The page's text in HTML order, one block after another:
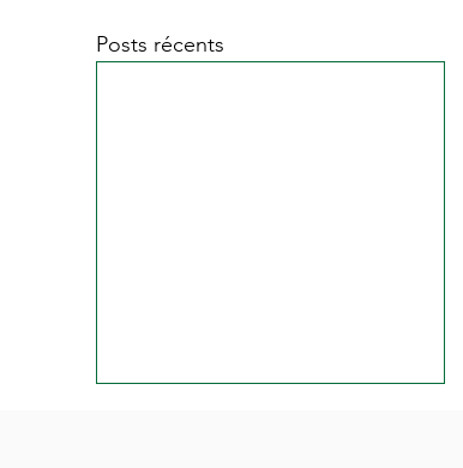
Posts récents